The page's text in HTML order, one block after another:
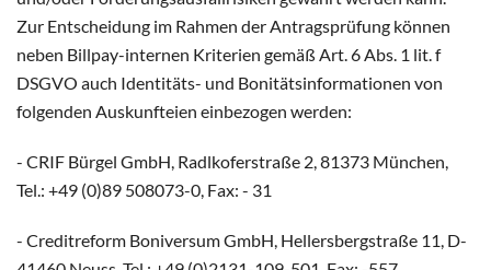
Zur Entscheidung im Rahmen der Antragsprüfung können
neben Billpay-internen Kriterien gemäß Art. 6 Abs. 1 lit. f
DSGVO auch Identitäts- und Bonitätsinformationen von
folgenden Auskunfteien einbezogen werden:
- CRIF Bürgel GmbH, Radlkoferstraße 2, 81373 München,
Tel.: +49 (0)89 508073-0, Fax: - 31
- Creditreform Boniversum GmbH, Hellersbergstraße 11, D-